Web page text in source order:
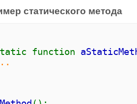
статического метода
function